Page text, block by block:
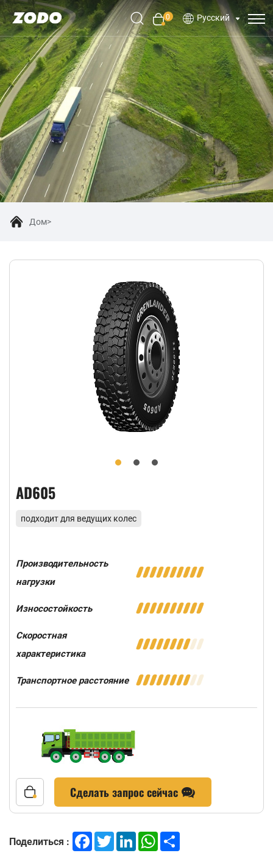
0 Русский
Дом
AD605
подходит для ведущих колес
Производительность
нагрузки
Износостойкость
Скоростная
характеристика
Транспортное расстояние
Сделать запрос сейчас
Поделиться : FacebookTwitterLinkedInWhatsApp